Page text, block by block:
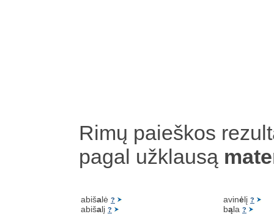
Rimų paieškos
pagal užklausą
abišalė ?
abišalį ?
avinėlį ?
bąla ?